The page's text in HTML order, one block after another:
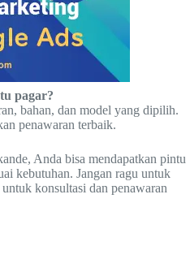
pagar?
bahan, dan model yang dipilih.
penawaran terbaik.
Anda bisa mendapatkan pintu
kebutuhan. Jangan ragu untuk
konsultasi dan penawaran